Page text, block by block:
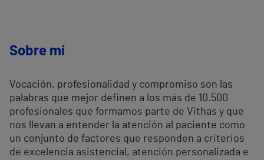
Sobre mí
Vocación, profesionalidad y compromiso son las
palabras que mejor definen a los más de 10.500
profesionales que formamos parte de Vithas y que
nos llevan a entender la atención al paciente como
un conjunto de factores que responden a criterios
de excelencia asistencial, atención personalizada e